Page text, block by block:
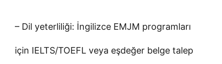
– Dil yeterliliği: İngilizce EMJM programları
için IELTS/TOEFL veya eşdeğer belge talep